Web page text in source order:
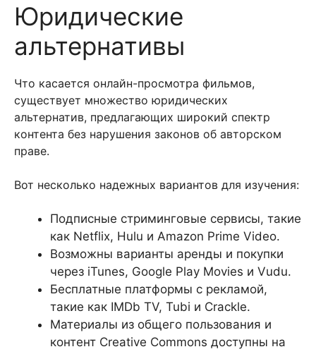
Юридические
альтернативы
Что касается онлайн-просмотра фильмов,
существует множество юридических
альтернатив, предлагающих широкий спектр
контента без нарушения законов об авторском
праве.
Вот несколько надежных вариантов для изучения:
Подписные стриминговые сервисы, такие
как Netflix, Hulu и Amazon Prime Video.
Возможны варианты аренды и покупки
через iTunes, Google Play Movies и Vudu.
Бесплатные платформы с рекламой,
такие как IMDb TV, Tubi и Crackle.
Материалы из общего пользования и
контент Creative Commons доступны на